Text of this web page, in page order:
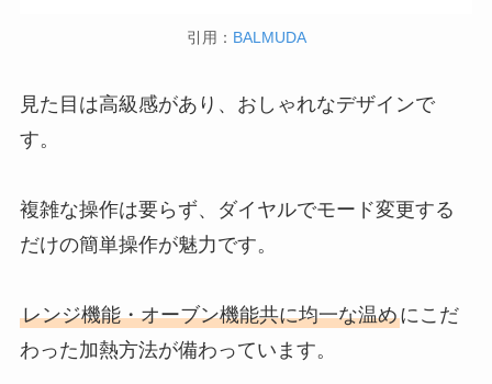
引用： BALMUDA
見た目は高級感があり、おしゃれなデザインで
す。
複雑な操作は要らず、ダイヤルでモード変更する
だけの簡単操作が魅力です。
レンジ機能・オーブン機能共に均一な温めにこだ
わった加熱方法が備わっています。